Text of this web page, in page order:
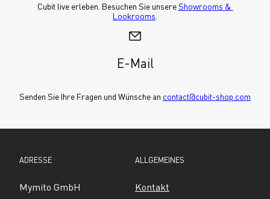
Cubit live erleben. Besuchen Sie unsere Showrooms &
Lookrooms
E-Mail
Senden Sie Ihre Fragen und Wünsche an contact@cubit-shop.com
ADRESSE
Mymito GmbH
ALLGEMEINES
Kontakt